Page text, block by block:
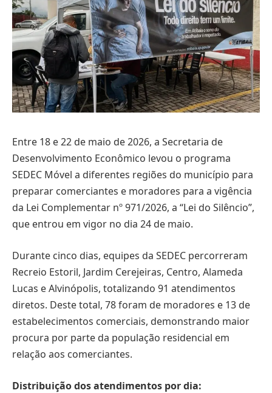
Entre 18 e 22 de maio de 2026, a Secretaria de
Desenvolvimento Econômico levou o programa
SEDEC Móvel a diferentes regiões do município para
preparar comerciantes e moradores para a vigência
da Lei Complementar nº 971/2026, a “Lei do Silêncio”,
que entrou em vigor no dia 24 de maio.
Durante cinco dias, equipes da SEDEC percorreram
Recreio Estoril, Jardim Cerejeiras, Centro, Alameda
Lucas e Alvinópolis, totalizando 91 atendimentos
diretos. Deste total, 78 foram de moradores e 13 de
estabelecimentos comerciais, demonstrando maior
procura por parte da população residencial em
relação aos comerciantes.
Distribuição dos atendimentos por dia: